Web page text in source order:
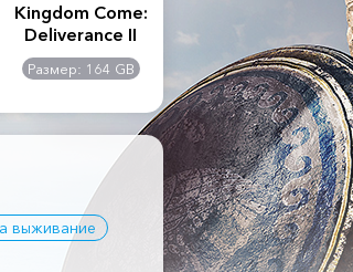
Kingdom Come:
Deliverance II
Размер: 164 GB
Remastered
Размер: 116 GB
выживание